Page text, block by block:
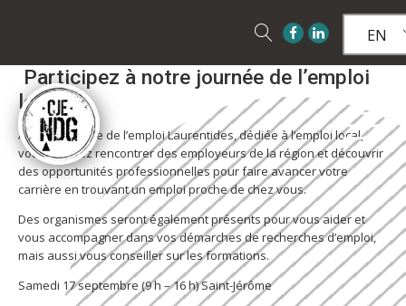
EN
Participez à notre journée de l’emploi
local!
Avec la Journée de l’emploi Laurentides, dédiée à l’emploi local,
vous pourrez rencontrer des employeurs de la région et découvrir
des opportunités professionnelles pour faire avancer votre
carrière en trouvant un emploi proche de chez vous.
Des organismes seront également présents pour vous aider et
vous accompagner dans vos démarches de recherches d’emploi,
mais aussi vous conseiller sur les formations.
Samedi 17 septembre (9 h – 16 h) Saint-Jérôme